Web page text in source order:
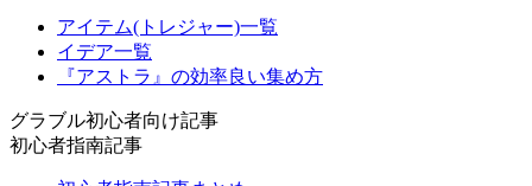
アイテム(トレジャー)一覧
イデア一覧
『アストラ』の効率良い集め方
グラブル初心者向け記事
初心者指南記事